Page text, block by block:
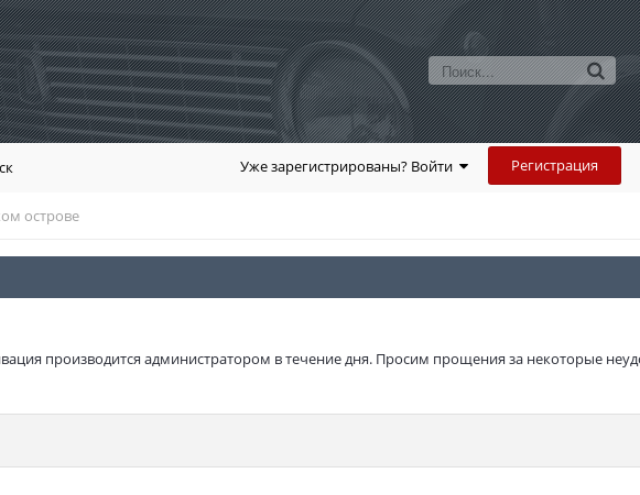
Уже зарегистрированы? Войти Регистрация
острове
производится администратором в течение дня. Просим прощения за некоторые